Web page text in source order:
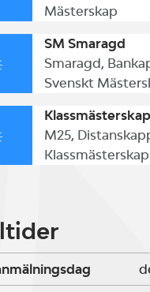
Mästerskap
SM Smaragd
Smaragd,
Svenskt
M25,
Klassmästerskap